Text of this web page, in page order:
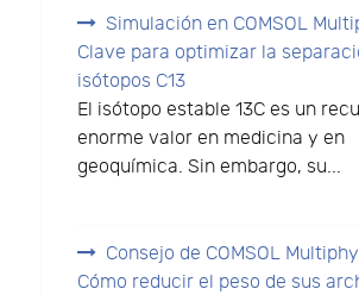
Simulación en COMSOL
Clave para optimizar la
isótopos C13
El isótopo estable 13C es un
enorme valor en medicina y en
geoquímica. Sin embargo, su...
Consejo de COMSOL
Cómo reducir el peso de sus